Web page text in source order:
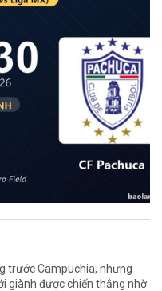
trước Campuchia, nhưng
giành được chiến thắng nhờ